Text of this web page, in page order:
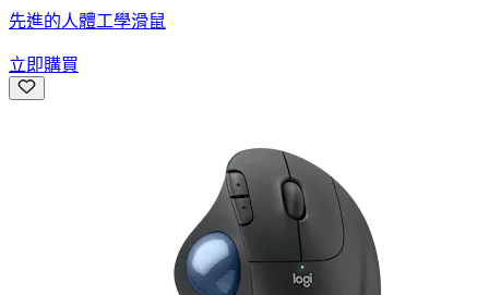
先進的人體工學滑鼠
立即購買